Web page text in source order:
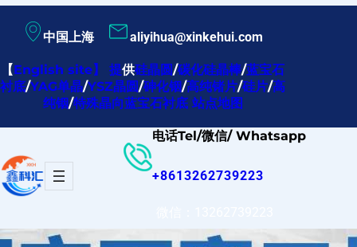
内
容
中国上海 aliyihua@xinkehui.com
【English site】提供硅晶圆/碳化硅晶棒/蓝宝石
衬底/YAG单晶/YSZ晶圆/砷化铟/高纯锗片/硅片/高
纯铟/特殊晶向蓝宝石衬底 站点地图
电话Tel/微信/ Whatsapp
+8613262739223